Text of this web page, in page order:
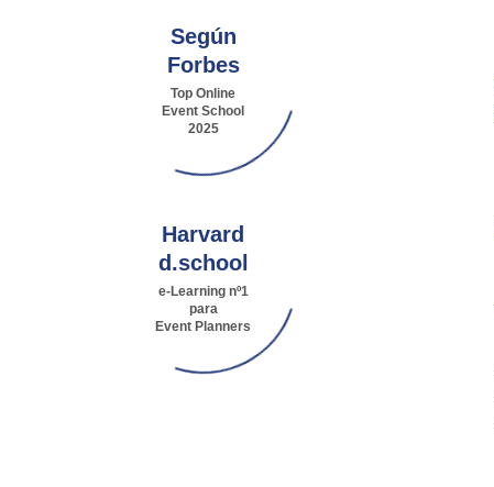
Según
Forbes
Top Online
Event School
2025
Harvard
d.school
e-Learning nº1
para
Event Planners